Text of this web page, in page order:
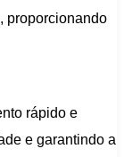
proporcionando
rápido e
e garantindo a